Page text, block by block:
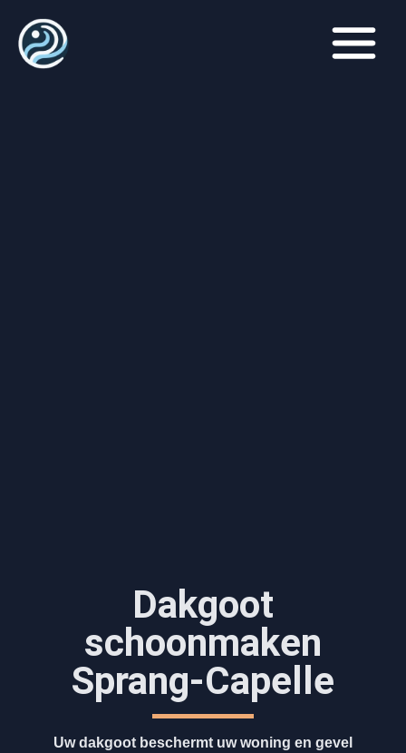
Dakgoot
schoonmaken​
Sprang-Capelle
Uw dakgoot beschermt uw woning en gevel